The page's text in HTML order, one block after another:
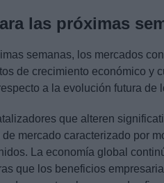
las próximas
semanas, los mercados
de crecimiento económico y
a la evolución futura de
que alteren
mercado caracterizado por
La economía global
que los beneficios